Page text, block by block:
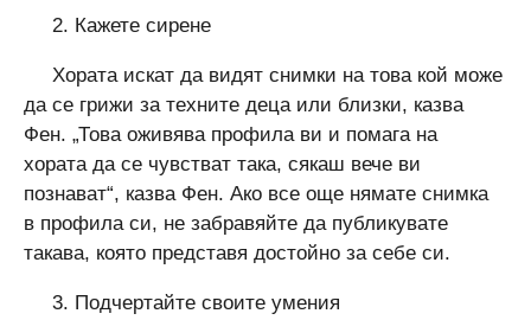
2. Кажете сирене
Хората искат да видят снимки на това кой може
да се грижи за техните деца или близки, казва
Фен. „Това оживява профила ви и помага на
хората да се чувстват така, сякаш вече ви
познават“, казва Фен. Ако все още нямате снимка
в профила си, не забравяйте да публикувате
такава, която представя достойно за себе си.
3. Подчертайте своите умения